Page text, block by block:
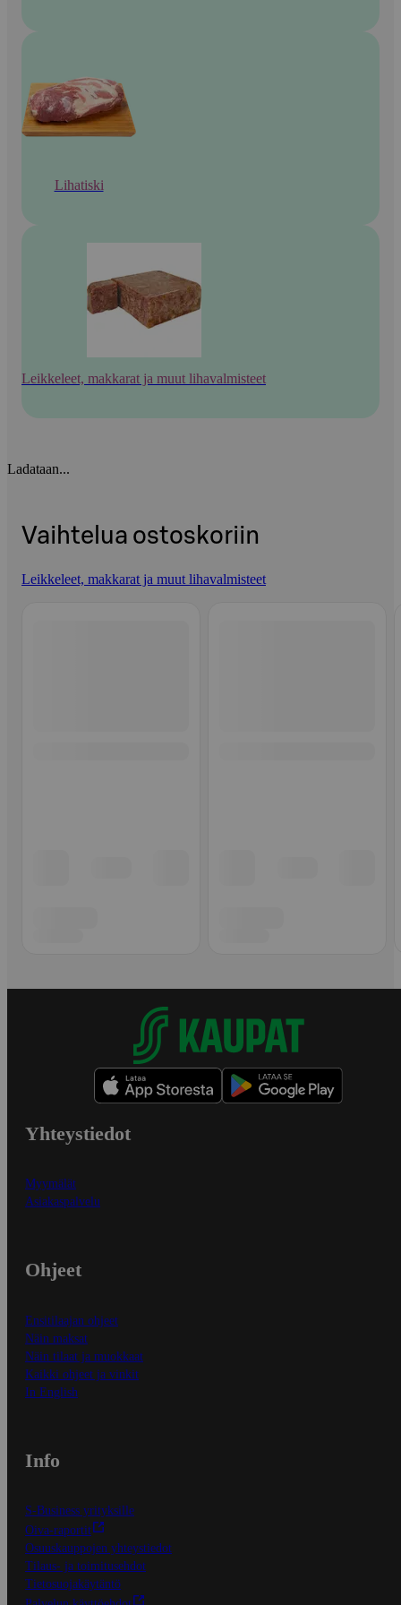
Lihatiski
Leikkeleet, makkarat ja muut lihavalmisteet
Ladataan...
Vaihtelua ostoskoriin
Leikkeleet, makkarat ja muut lihavalmisteet
Yhteystiedot
Myymälät
Asiakaspalvelu
Ohjeet
Ensitilaajan ohjeet
Näin maksat
Näin tilaat ja muokkaat
Kaikki ohjeet ja vinkit
In English
Info
S-Business yrityksille
Oiva-raportit
Osuuskauppojen yhteystiedot
Tilaus- ja toimitusehdot
Tietosuojakäytäntö